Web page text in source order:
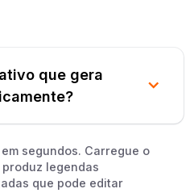
que gera
segundos. Carregue o
legendas
que pode editar